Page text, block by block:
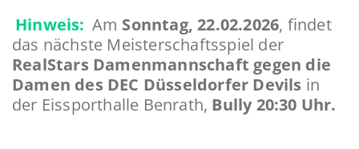
Hinweis: Am Sonntag, 22.02.2026, findet
das nächste Meisterschaftsspiel der
RealStars Damenmannschaft gegen die
Damen des DEC Düsseldorfer Devils in
der Eissporthalle Benrath, Bully 20:30 Uhr.